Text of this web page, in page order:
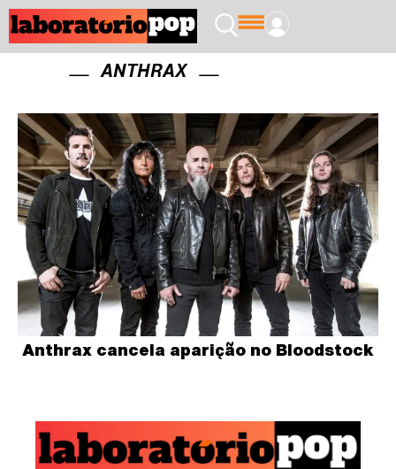
ANTHRAX
Anthrax cancela aparição no Bloodstock